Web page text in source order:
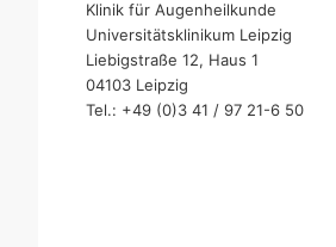
Klinik für Augenheilkunde
Universitätsklinikum Leipzig
Liebigstraße 12, Haus 1
04103 Leipzig
Tel.: +49 (0)3 41 / 97 21-6 50